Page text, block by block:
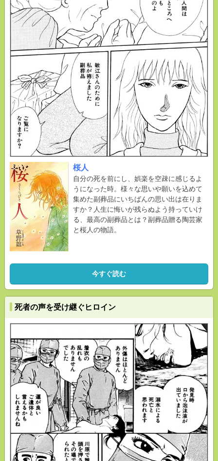
桜人
自分の死を前にし、娯楽を空疎に感じるよ
うになった時。様々な思いや願いを込めて
集めた副葬品にいちばんの思い出は在りま
すか？人生に悔いが残らぬよう持っていけ
る、最高の副葬品とは？副葬品贈る陶芸家
と桜人の物語。
今すぐ読む
死者の声を受け継ぐヒロイン